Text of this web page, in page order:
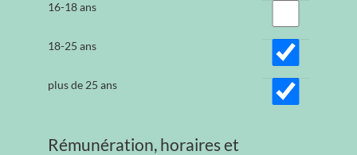
16-18 ans
18-25 ans
plus de 25 ans
Rémunération, horaires et